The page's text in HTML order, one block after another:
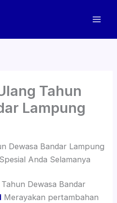
Tahun
Lampung
Dewasa Bandar Lampung
Anda Selamanya
Dewasa Bandar
Merayakan pertambahan